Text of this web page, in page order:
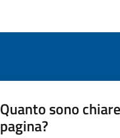
Quanto sono
pagina?